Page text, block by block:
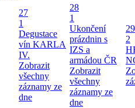
27
1
Degustace
vín KARLA
IV.
Zobrazit
všechny
záznamy ze
dne
28
1
Ukončení
prázdnin s
IZS a
armádou ČR
Zobrazit
všechny
záznamy ze
dne
29
2